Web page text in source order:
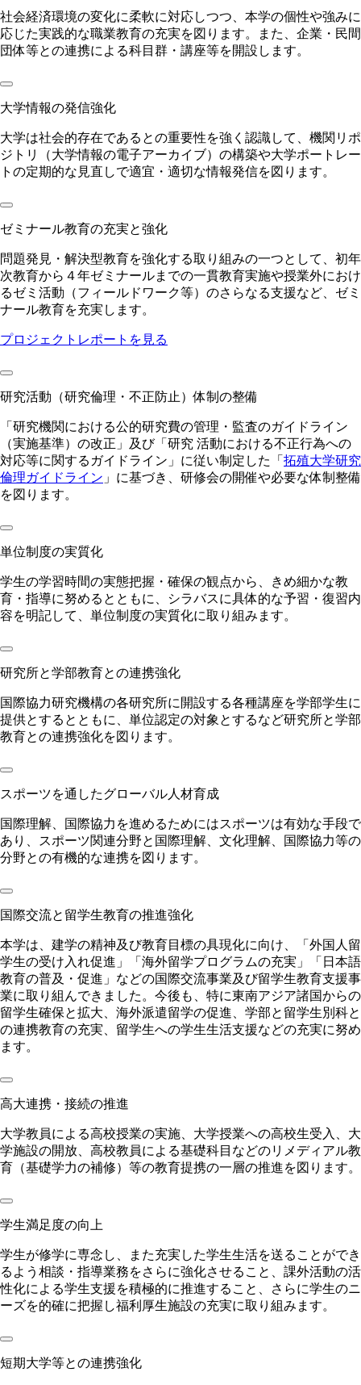
社会経済環境の変化に柔軟に対応しつつ、本学の個性や強みに
応じた実践的な職業教育の充実を図ります。また、企業・民間
団体等との連携による科目群・講座等を開設します。
大学情報の発信強化
大学は社会的存在であるとの重要性を強く認識して、機関リポ
ジトリ（大学情報の電子アーカイブ）の構築や大学ポートレー
トの定期的な見直しで適宜・適切な情報発信を図ります。
ゼミナール教育の充実と強化
問題発見・解決型教育を強化する取り組みの一つとして、初年
次教育から４年ゼミナールまでの一貫教育実施や授業外におけ
るゼミ活動（フィールドワーク等）のさらなる支援など、ゼミ
ナール教育を充実します。
プロジェクトレポートを見る
研究活動（研究倫理・不正防止）体制の整備
「研究機関における公的研究費の管理・監査のガイドライン
（実施基準）の改正」及び「研究 活動における不正行為への
対応等に関するガイドライン」に従い制定した「 拓殖大学研究
倫理ガイドライン 」に基づき、研修会の開催や必要な体制整備
を図ります。
単位制度の実質化
学生の学習時間の実態把握・確保の観点から、きめ細かな教
育・指導に努めるとともに、シラバスに具体的な予習・復習内
容を明記して、単位制度の実質化に取り組みます。
研究所と学部教育との連携強化
国際協力研究機構の各研究所に開設する各種講座を学部学生に
提供とするとともに、単位認定の対象とするなど研究所と学部
教育との連携強化を図ります。
スポーツを通したグローバル人材育成
国際理解、国際協力を進めるためにはスポーツは有効な手段で
あり、スポーツ関連分野と国際理解、文化理解、国際協力等の
分野との有機的な連携を図ります。
国際交流と留学生教育の推進強化
本学は、建学の精神及び教育目標の具現化に向け、「外国人留
学生の受け入れ促進」「海外留学プログラムの充実」「日本語
教育の普及・促進」などの国際交流事業及び留学生教育支援事
業に取り組んできました。今後も、特に東南アジア諸国からの
留学生確保と拡大、海外派遣留学の促進、学部と留学生別科と
の連携教育の充実、留学生への学生生活支援などの充実に努め
ます。
高大連携・接続の推進
大学教員による高校授業の実施、大学授業への高校生受入、大
学施設の開放、高校教員による基礎科目などのリメディアル教
育（基礎学力の補修）等の教育提携の一層の推進を図ります。
学生満足度の向上
学生が修学に専念し、また充実した学生生活を送ることができ
るよう相談・指導業務をさらに強化させること、課外活動の活
性化による学生支援を積極的に推進すること、さらに学生のニ
ーズを的確に把握し福利厚生施設の充実に取り組みます。
短期大学等との連携強化